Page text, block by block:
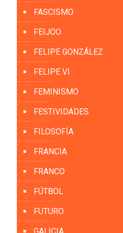
FASCISMO
FEIJOO
FELIPE GONZÁLEZ
FELIPE VI
FEMINISMO
FESTIVIDADES
FILOSOFÍA
FRANCIA
FRANCO
FÚTBOL
FUTURO